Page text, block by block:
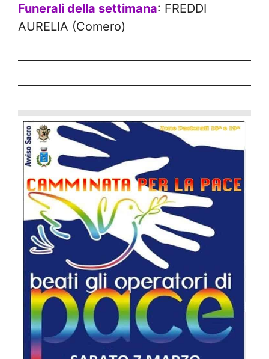
Funerali della settimana: FREDDI
AURELIA (Comero)